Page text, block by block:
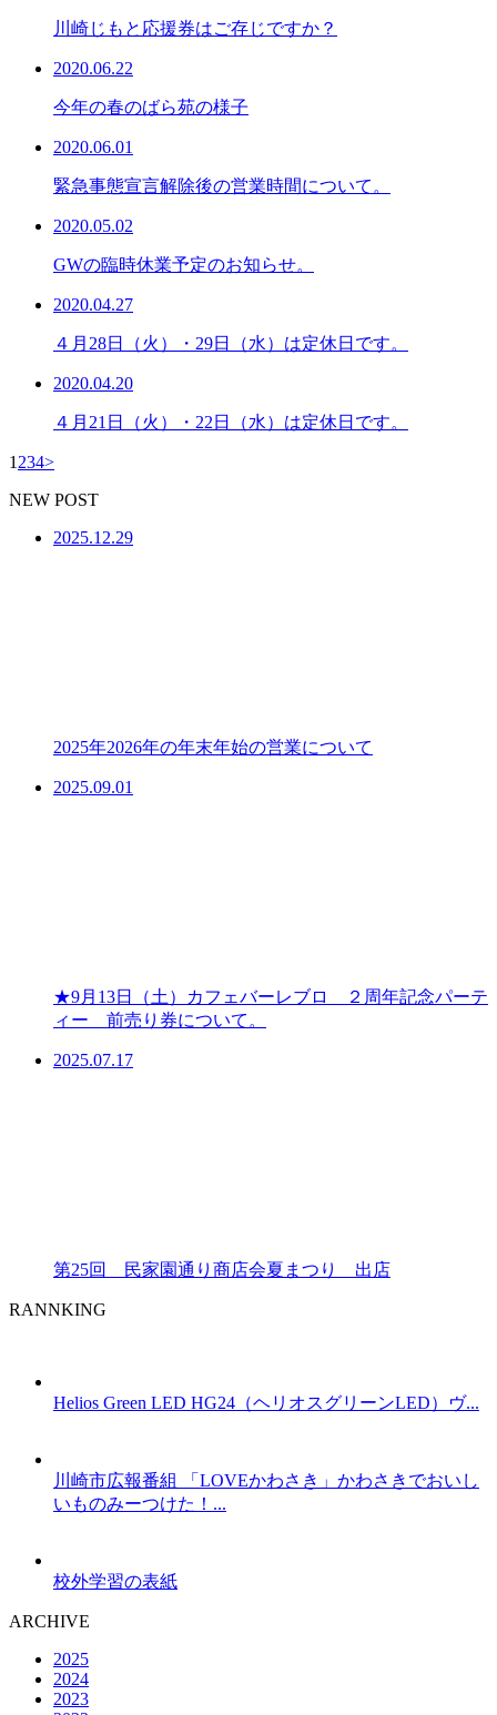
川崎じもと応援券はご存じですか？
2020.06.22
今年の春のばら苑の様子
2020.06.01
緊急事態宣言解除後の営業時間について。
2020.05.02
GWの臨時休業予定のお知らせ。
2020.04.27
４月28日（火）・29日（水）は定休日です。
2020.04.20
４月21日（火）・22日（水）は定休日です。
1 234>
NEW POST
2025.12.29
2025年2026年の年末年始の営業について
2025.09.01
★9月13日（土）カフェバーレブロ ２周年記念パーテ
ィー 前売り券について。
2025.07.17
第25回 民家園通り商店会夏まつり 出店
RANNKING
Helios Green LED HG24（ヘリオスグリーンLED）ヴ...
川崎市広報番組 「LOVEかわさき」かわさきでおいし
いものみーつけた！...
校外学習の表紙
ARCHIVE
2025
2024
2023